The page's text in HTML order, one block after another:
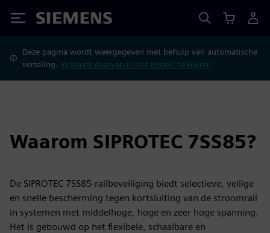
Siemens
Deze pagina wordt weergegeven met behulp van automatische
vertaling. In plaats daarvan in het Engels bekijken?
Waarom SIPROTEC 7SS85?
De SIPROTEC 7SS85-railbeveiliging biedt selectieve, veilige
en snelle bescherming tegen kortsluiting van de stroomrail
in systemen met middelhoge, hoge en zeer hoge spanning.
Het is gebouwd op het flexibele, schaalbare en